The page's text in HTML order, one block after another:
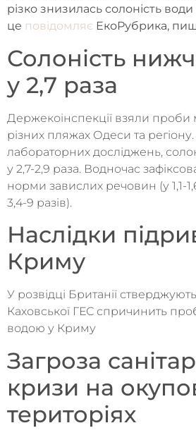
різко знизилась солоність
це повідомляє ЕкоРубрика,
Солоність
у 2,7 раза
Держекоінспекції взяли проби
різних пляжах Одеси та
лабораторних досліджень,
у 2,7-2,9 раза. Водночас
норми завислих речовин (у 1,1-
3,4-9 разів).
Наслідки
Криму
У розвідці Британії
Каховської ГЕС спричинить
водою у Криму
Загроза
кризи на
територіях